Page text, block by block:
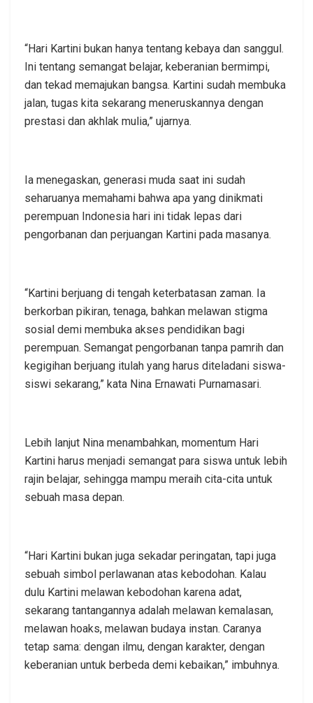
“Hari Kartini bukan hanya tentang kebaya dan sanggul.
Ini tentang semangat belajar, keberanian bermimpi,
dan tekad memajukan bangsa. Kartini sudah membuka
jalan, tugas kita sekarang meneruskannya dengan
prestasi dan akhlak mulia,” ujarnya.
Ia menegaskan, generasi muda saat ini sudah
seharuanya memahami bahwa apa yang dinikmati
perempuan Indonesia hari ini tidak lepas dari
pengorbanan dan perjuangan Kartini pada masanya.
“Kartini berjuang di tengah keterbatasan zaman. Ia
berkorban pikiran, tenaga, bahkan melawan stigma
sosial demi membuka akses pendidikan bagi
perempuan. Semangat pengorbanan tanpa pamrih dan
kegigihan berjuang itulah yang harus diteladani siswa-
siswi sekarang,” kata Nina Ernawati Purnamasari.
Lebih lanjut Nina menambahkan, momentum Hari
Kartini harus menjadi semangat para siswa untuk lebih
rajin belajar, sehingga mampu meraih cita-cita untuk
sebuah masa depan.
“Hari Kartini bukan juga sekadar peringatan, tapi juga
sebuah simbol perlawanan atas kebodohan. Kalau
dulu Kartini melawan kebodohan karena adat,
sekarang tantangannya adalah melawan kemalasan,
melawan hoaks, melawan budaya instan. Caranya
tetap sama: dengan ilmu, dengan karakter, dengan
keberanian untuk berbeda demi kebaikan,” imbuhnya.